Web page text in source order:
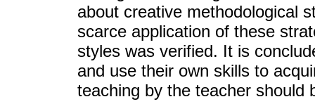
about creative methodological
scarce application of these
styles was verified. It is
and use their own skills to
teaching by the teacher should